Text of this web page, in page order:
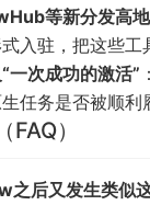
等新分发高地
入驻，把这些
一次成功的激活”
任务是否被顺利
）
之后又发生类似